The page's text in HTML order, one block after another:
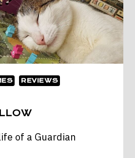
REVIEWS
of a Guardian